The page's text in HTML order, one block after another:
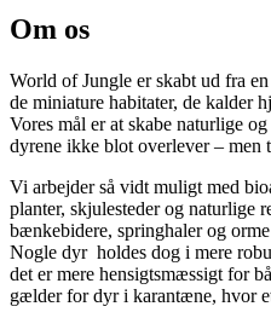
Om os
World of Jungle er skabt ud fra
de miniature habitater, de kalder
Vores mål er at skabe naturlige
dyrene ikke blot overlever – men
Vi arbejder så vidt muligt med
planter, skjulesteder og naturlige
bænkebidere, springhaler og
Nogle dyr holdes dog i mere
det er mere hensigtsmæssigt for
gælder for dyr i karantæne, hvor